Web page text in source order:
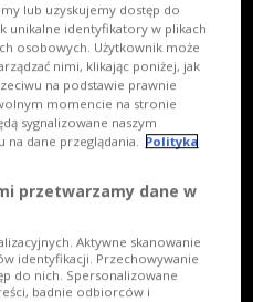
lub uzyskujemy dostęp do
unikalne identyfikatory w plikach
osobowych. Użytkownik może
nimi, klikając poniżej, jak
na podstawie prawnie
momencie na stronie
sygnalizowane naszym
na dane przeglądania. Polityka
przetwarzamy dane w
Aktywne skanowanie
identyfikacji. Przechowywanie
do nich. Spersonalizowane
badnie odbiorców i